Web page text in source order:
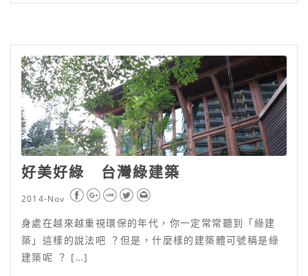
好美好綠 台灣綠建築
2014-Nov
身處在越來越重視環保的年代，你一定常常聽到「綠建
築」這樣的說法吧 ？但是，什麼樣的建築體可號稱是綠
建築呢 ？ […]